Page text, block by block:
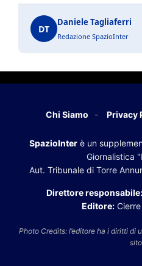
DT
Daniele Tagliaferri
Redazione SpazioInter
Chi Siamo Privacy
SpazioInter è un
Giornalistica
Aut. Tribunale di Torre
Direttore responsabile:
Editore:
Photo Credits: l’editore ha i diritti